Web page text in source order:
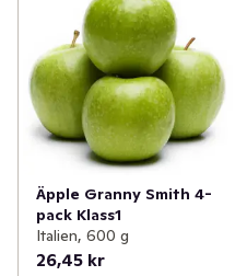
Äpple Granny Smith 4-
pack Klass1
Italien, 600 g
26,45 kr